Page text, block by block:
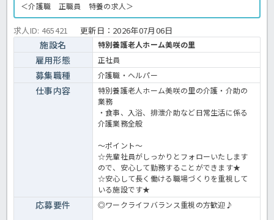
＜介護職 正職員 特養の求人＞
求人ID: 465421 更新日： 2026年07月06日
施設名 特別養護老人ホーム美咲の里
雇用形態 正社員
募集職種 介護職・ヘルパー
仕事内容
特別養護老人ホーム美咲の里の介護・介助の
業務
・食事、入浴、排泄介助など日常生活に係る
介護業務全般
～ポイント～
☆先輩社員がしっかりとフォローいたします
ので、安心して勤務することができます★
☆安心して長く働ける職場づくりを重視して
いる施設です★
応募要件 ◎ワークライフバランス重視の方歓迎♪